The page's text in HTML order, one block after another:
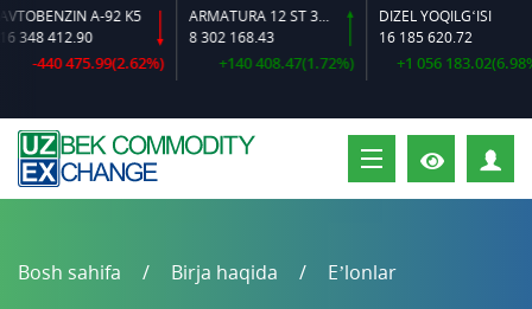
A-92 K5
475.99(2.62%)
ARMATURA 12 ST 35 GS O‘LCHAMLI
8 302 168.43
+140 408.47(1.72%)
DIZEL YOQILG‘ISI
16 185 620.72
+1 056 183.02(6.98%)
Bosh sahifa Birja haqida E’lonlar